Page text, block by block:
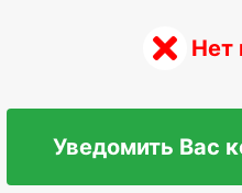
Нет
Уведомить Вас